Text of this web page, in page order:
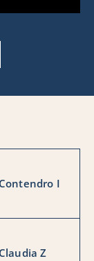
Contendro I
Claudia Z